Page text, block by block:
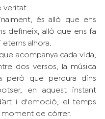
veritat.
és allò que ens
defineix, allò que ens fa
alhora.
acompanya cada vida,
dos versos, la música
però que perdura dins
en aquest instant
i d'emoció, el temps
moment de córrer.